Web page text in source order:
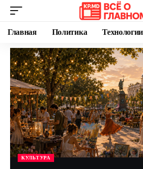
Главная Политика Технологии
КУЛЬТУРА